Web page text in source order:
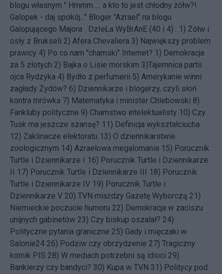
blogu własnym " Hmmm..... a kto to jest chłodny żółw?!
Galopek - daj spokój..." Bloger "Azrael" na blogu
Galopującego Majora DzIeŁa WyBrAnE (40 i 4) : 1) Żółw i
osły z Brukseli 2) Afera Chevaliera 3) Największy problem
prawicy 4) Po co nam "chamski" Internet? 1) Demokracja
za 5 złotych 2) Bajka o Lisie morskim 3)Tajemnica partii
ojca Rydzyka 4) Bydło z perfumerii 5) Amerykanie winni
zagłady Żydów? 6) Dziennikarze i blogerzy, czyli słoń
kontra mrówka 7) Matematyka i minister Chlebowski 8)
Fankluby polityczne 9) Chamstwo intelektualisty 10) Czy
Tusk ma jeszcze szansę? 11) Definicja wykształciucha
12) Zaklinacze elektoratu 13) O dziennikarstwie
zoologicznym 14) Azraelowa megalomania 15) Porucznik
Turtle i Dziennikarze I 16) Porucznik Turtle i Dziennikarze
II 17) Porucznik Turtle i Dziennikarze III 18) Porucznik
Turtle i Dziennikarze IV 19) Porucznik Turtle i
Dziennikarze V 20) TVN miażdzy Gazetę Wyborczą 21)
Niemieckie poczucie humoru 22) Demokracja w zaciszu
unijnych gabinetów 23) Czy biskup oszalał? 24)
Polityczne pytania graniczne 25) Gady i mięczaki w
Salonie24 26) Podziw czy obrzydzenie 27) Tragiczny
komik PIS 28) W mediach potrzebni są idioci 29)
Bankierzy czy bandyci? 30) Kupa w TVN 31) Politycy pod